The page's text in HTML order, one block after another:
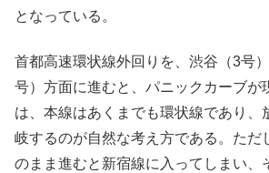
となっている。
首都高速環状線外回りを、渋谷（3号
号）方面に進むと、パニックカーブが
は、本線はあくまでも環状線であり、
岐するのが自然な考え方である。ただ
のまま進むと新宿線に入ってしまい、